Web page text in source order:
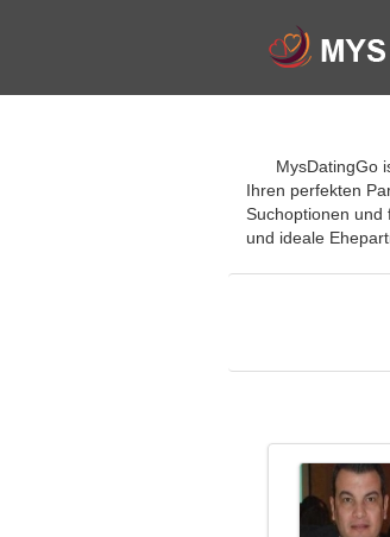
MysDatingGo
Ihren perfekten
Suchoptionen und
und ideale